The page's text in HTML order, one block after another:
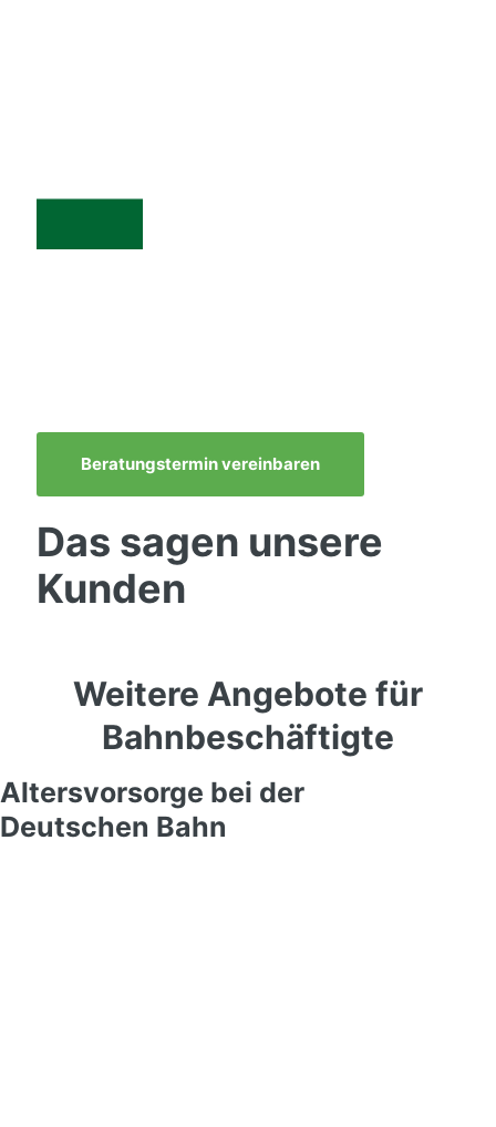
Beratungstermin vereinbaren
Das sagen unsere
Kunden
Weitere Angebote für
Bahnbeschäftigte
Altersvorsorge bei der
Deutschen Bahn